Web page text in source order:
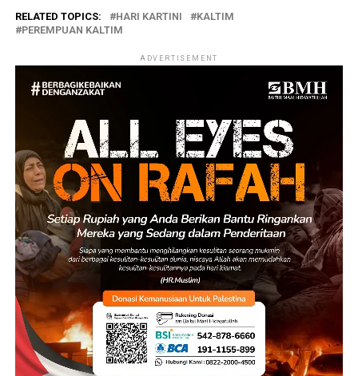
RELATED TOPICS: HARI KARTINI
KALTIM
PEREMPUAN KALTIM
ADVERTISEMENT